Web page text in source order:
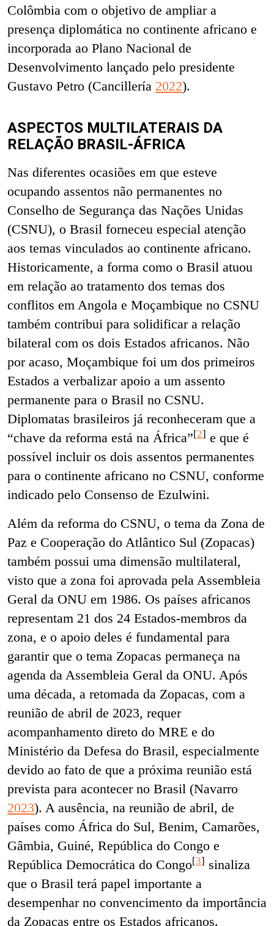
Colômbia com o objetivo de ampliar a
presença diplomática no continente africano e
incorporada ao Plano Nacional de
Desenvolvimento lançado pelo presidente
Gustavo Petro (Cancillería 2022).
ASPECTOS MULTILATERAIS DA
RELAÇÃO BRASIL-ÁFRICA
Nas diferentes ocasiões em que esteve
ocupando assentos não permanentes no
Conselho de Segurança das Nações Unidas
(CSNU), o Brasil forneceu especial atenção
aos temas vinculados ao continente africano.
Historicamente, a forma como o Brasil atuou
em relação ao tratamento dos temas dos
conflitos em Angola e Moçambique no CSNU
também contribui para solidificar a relação
bilateral com os dois Estados africanos. Não
por acaso, Moçambique foi um dos primeiros
Estados a verbalizar apoio a um assento
permanente para o Brasil no CSNU.
Diplomatas brasileiros já reconheceram que a
“chave da reforma está na África”[2] e que é
possível incluir os dois assentos permanentes
para o continente africano no CSNU, conforme
indicado pelo Consenso de Ezulwini.
Além da reforma do CSNU, o tema da Zona de
Paz e Cooperação do Atlântico Sul (Zopacas)
também possui uma dimensão multilateral,
visto que a zona foi aprovada pela Assembleia
Geral da ONU em 1986. Os países africanos
representam 21 dos 24 Estados-membros da
zona, e o apoio deles é fundamental para
garantir que o tema Zopacas permaneça na
agenda da Assembleia Geral da ONU. Após
uma década, a retomada da Zopacas, com a
reunião de abril de 2023, requer
acompanhamento direto do MRE e do
Ministério da Defesa do Brasil, especialmente
devido ao fato de que a próxima reunião está
prevista para acontecer no Brasil (Navarro
2023). A ausência, na reunião de abril, de
países como África do Sul, Benim, Camarões,
Gâmbia, Guiné, República do Congo e
República Democrática do Congo[3] sinaliza
que o Brasil terá papel importante a
desempenhar no convencimento da importância
da Zopacas entre os Estados africanos.